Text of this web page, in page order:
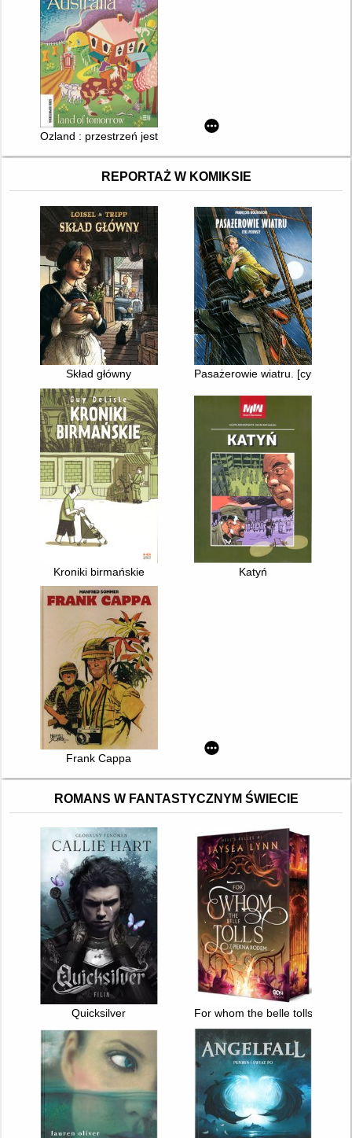
Ozland : przestrzeń jest wszystkim
REPORTAŻ W KOMIKSIE
Skład główny Pasażerowie wiatru. [cykl 1]
Kroniki birmańskie Katyń
Frank Cappa
ROMANS W FANTASTYCZNYM ŚWIECIE
Quicksilver For whom the belle tolls : z